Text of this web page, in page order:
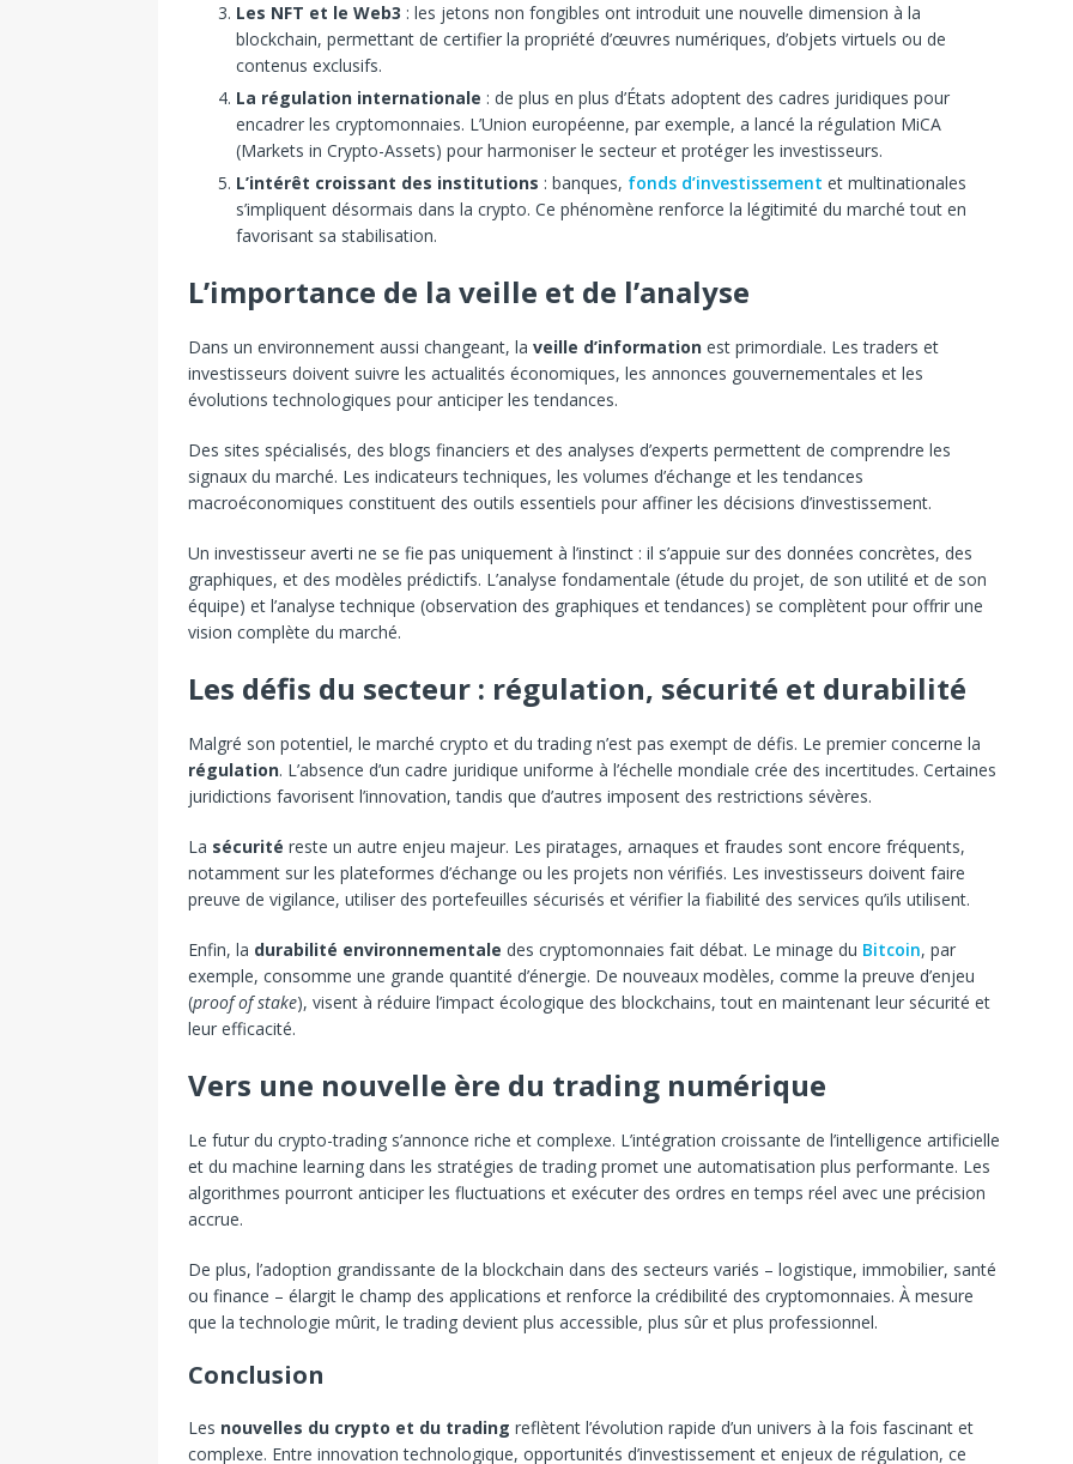
Les NFT et le Web3 : les jetons non fongibles ont introduit une nouvelle dimension à la
blockchain, permettant de certifier la propriété d’œuvres numériques, d’objets virtuels ou de
contenus exclusifs.
La régulation internationale : de plus en plus d’États adoptent des cadres juridiques pour
encadrer les cryptomonnaies. L’Union européenne, par exemple, a lancé la régulation MiCA
(Markets in Crypto-Assets) pour harmoniser le secteur et protéger les investisseurs.
L’intérêt croissant des institutions : banques, fonds d’investissement et multinationales
s’impliquent désormais dans la crypto. Ce phénomène renforce la légitimité du marché tout en
favorisant sa stabilisation.
L’importance de la veille et de l’analyse
Dans un environnement aussi changeant, la veille d’information est primordiale. Les traders et
investisseurs doivent suivre les actualités économiques, les annonces gouvernementales et les
évolutions technologiques pour anticiper les tendances.
Des sites spécialisés, des blogs financiers et des analyses d’experts permettent de comprendre les
signaux du marché. Les indicateurs techniques, les volumes d’échange et les tendances
macroéconomiques constituent des outils essentiels pour affiner les décisions d’investissement.
Un investisseur averti ne se fie pas uniquement à l’instinct : il s’appuie sur des données concrètes, des
graphiques, et des modèles prédictifs. L’analyse fondamentale (étude du projet, de son utilité et de son
équipe) et l’analyse technique (observation des graphiques et tendances) se complètent pour offrir une
vision complète du marché.
Les défis du secteur : régulation, sécurité et durabilité
Malgré son potentiel, le marché crypto et du trading n’est pas exempt de défis. Le premier concerne la
régulation. L’absence d’un cadre juridique uniforme à l’échelle mondiale crée des incertitudes. Certaines
juridictions favorisent l’innovation, tandis que d’autres imposent des restrictions sévères.
La sécurité reste un autre enjeu majeur. Les piratages, arnaques et fraudes sont encore fréquents,
notamment sur les plateformes d’échange ou les projets non vérifiés. Les investisseurs doivent faire
preuve de vigilance, utiliser des portefeuilles sécurisés et vérifier la fiabilité des services qu’ils utilisent.
Enfin, la durabilité environnementale des cryptomonnaies fait débat. Le minage du Bitcoin, par
exemple, consomme une grande quantité d’énergie. De nouveaux modèles, comme la preuve d’enjeu
(proof of stake), visent à réduire l’impact écologique des blockchains, tout en maintenant leur sécurité et
leur efficacité.
Vers une nouvelle ère du trading numérique
Le futur du crypto-trading s’annonce riche et complexe. L’intégration croissante de l’intelligence artificielle
et du machine learning dans les stratégies de trading promet une automatisation plus performante. Les
algorithmes pourront anticiper les fluctuations et exécuter des ordres en temps réel avec une précision
accrue.
De plus, l’adoption grandissante de la blockchain dans des secteurs variés – logistique, immobilier, santé
ou finance – élargit le champ des applications et renforce la crédibilité des cryptomonnaies. À mesure
que la technologie mûrit, le trading devient plus accessible, plus sûr et plus professionnel.
Conclusion
Les nouvelles du crypto et du trading reflètent l’évolution rapide d’un univers à la fois fascinant et
complexe. Entre innovation technologique, opportunités d’investissement et enjeux de régulation, ce